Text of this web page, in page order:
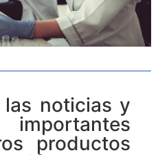
las noticias y
productos